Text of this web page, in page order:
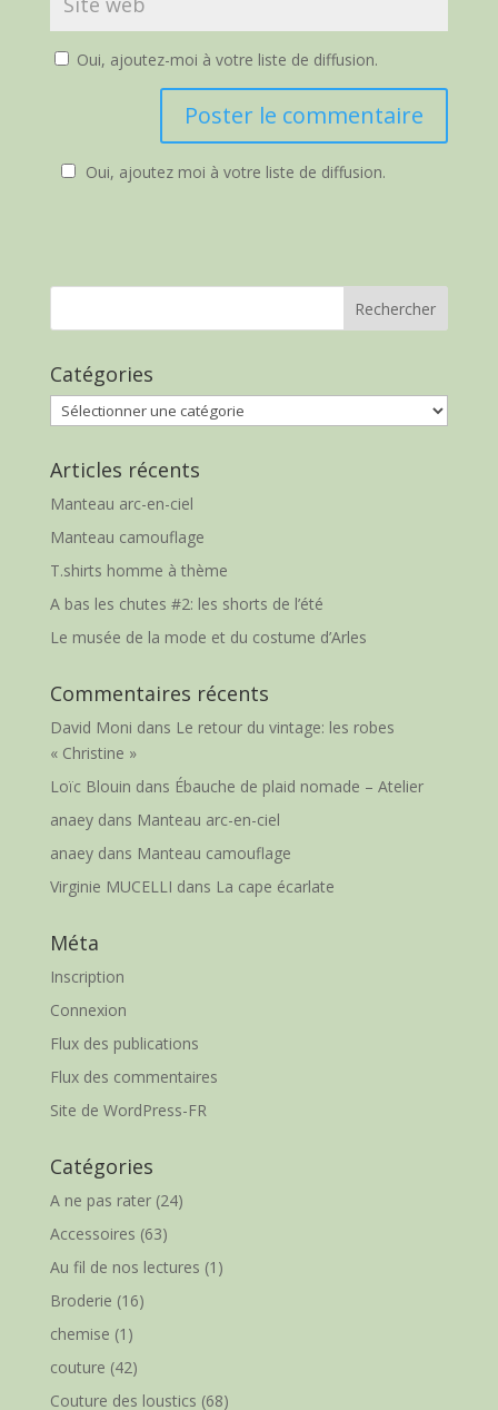
Oui, ajoutez-moi à votre liste de diffusion.
Oui, ajoutez moi à votre liste de diffusion.
Catégories
Catégories
Articles récents
Manteau arc-en-ciel
Manteau camouflage
T.shirts homme à thème
A bas les chutes #2: les shorts de l’été
Le musée de la mode et du costume d’Arles
Commentaires récents
David Moni dans Le retour du vintage: les robes
« Christine »
Loïc Blouin dans Ébauche de plaid nomade – Atelier
anaeydans Manteau arc-en-ciel
anaeydans Manteau camouflage
Virginie MUCELLI dans La cape écarlate
Méta
Inscription
Connexion
Flux des publications
Flux des commentaires
Site de WordPress-FR
Catégories
A ne pas rater(24)
Accessoires (63)
Au fil de nos lectures (1)
Broderie (16)
chemise (1)
couture (42)
Couture des loustics (68)